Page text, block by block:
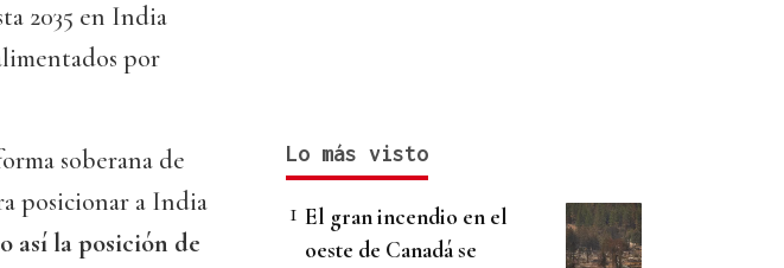
2035 en India
por
soberana de
posicionar a India
así la posición de
Lo más visto
El gran incendio en el
oeste de Canadá se